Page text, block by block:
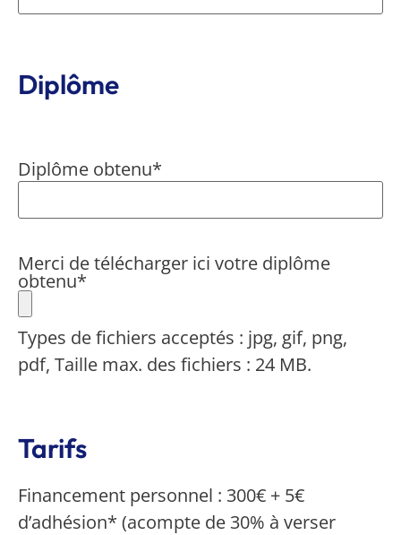
Diplôme
Diplôme obtenu*
Merci de télécharger ici votre diplôme
obtenu*
Types de fichiers acceptés : jpg, gif, png,
pdf, Taille max. des fichiers : 24 MB.
Tarifs
Financement personnel : 300€ + 5€
d’adhésion* (acompte de 30% à verser